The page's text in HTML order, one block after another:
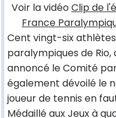
Voir la vidéo Clip de
France
Cent vingt-six
paralympiques de Rio,
annoncé le Comité
également dévoilé le
joueur de tennis en
Médaillé aux Jeux à